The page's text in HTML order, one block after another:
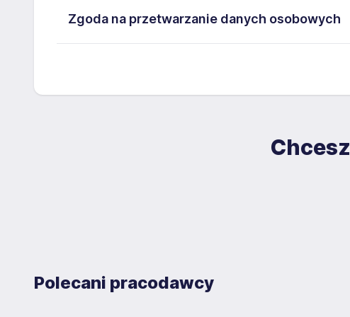
Administratora. Wiem, że przysługują mi następujące
Zgoda na przetwarzanie danych osobowych
być w każdym czasie wycofana. Dodatkowo wyrażam
przez okres 12 miesięcy. Zgoda jest dobrowolna i może
Polecani pracodawcy